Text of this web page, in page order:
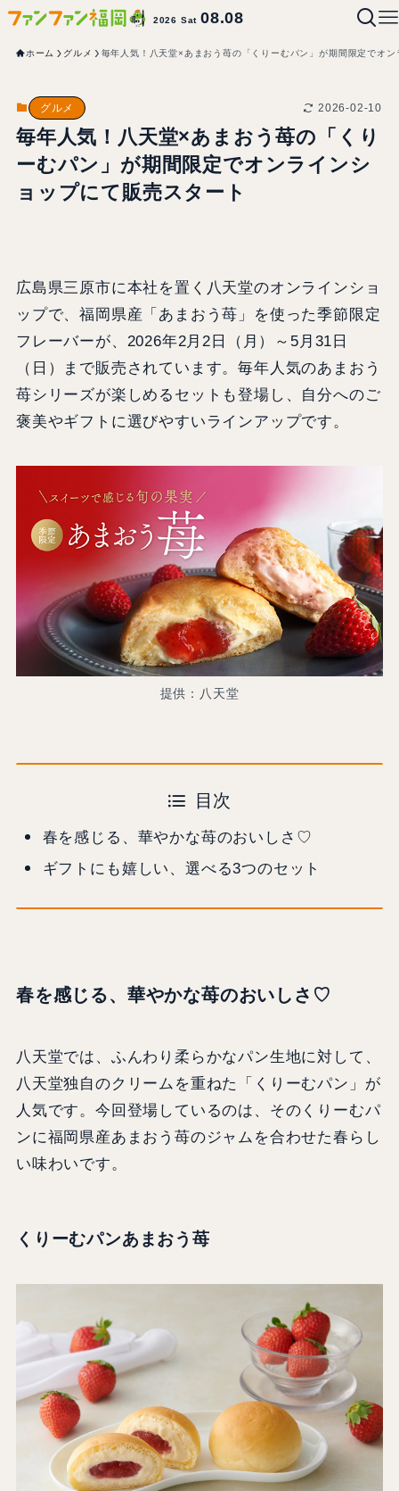
2026 Sat08.08
ホーム グルメ 毎年人気！八天堂×あまおう苺の「くりーむパン」が期間限定でオ
グルメ 2026-02-10
毎年人気！八天堂×あまおう苺の「くり
ーむパン」が期間限定でオンラインシ
ョップにて販売スタート
広島県三原市に本社を置く八天堂のオンラインショ
ップで、福岡県産「あまおう苺」を使った季節限定
フレーバーが、2026年2月2日（月）～5月31日
（日）まで販売されています。毎年人気のあまおう
苺シリーズが楽しめるセットも登場し、自分へのご
褒美やギフトに選びやすいラインアップです。
提供：八天堂
目次
春を感じる、華やかな苺のおいしさ♡
ギフトにも嬉しい、選べる3つのセット
春を感じる、華やかな苺のおいしさ♡
八天堂では、ふんわり柔らかなパン生地に対して、
八天堂独自のクリームを重ねた「くりーむパン」が
人気です。今回登場しているのは、そのくりーむパ
ンに福岡県産あまおう苺のジャムを合わせた春らし
い味わいです。
くりーむパンあまおう苺